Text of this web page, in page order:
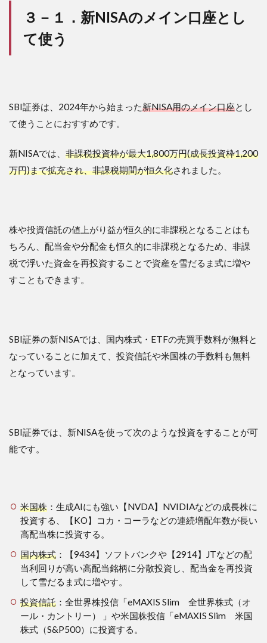
３－１．新NISAのメイン口座とし
て使う
SBI証券は、2024年から始まった新NISA用のメイン口座とし
て使うことにおすすめです。
新NISAでは、 非課税投資枠が最大1,800万円(成長投資枠1,200
万円)まで拡充され、非課税期間が恒久化されました。
株や投資信託の値上がり益が恒久的に非課税となることはも
ちろん、配当金や分配金も恒久的に非課税となるため、非課
税で浮いた資金を再投資することで資産を雪だるま式に増や
すこともできます。
SBI証券の新NISAでは、国内株式・ETFの売買手数料が無料と
なっていることに加えて、投資信託や米国株の手数料も無料
となっています。
SBI証券では、新NISAを使って次のような投資をすることが可
能です。
米国株：生成AIにも強い【NVDA】NVIDIAなどの成長株に
投資する、【KO】コカ・コーラなどの連続増配年数が長い
高配当株に投資する。
国内株式：【9434】ソフトバンクや【2914】JTなどの配
当利回りが高い高配当銘柄に分散投資し、配当金を再投資
して雪だるま式に増やす。
投資信託：全世界株投信「eMAXIS Slim 全世界株式（オ
ール・カントリー） 」や米国株投信「eMAXIS Slim 米国
株式（S&P500）に投資する。